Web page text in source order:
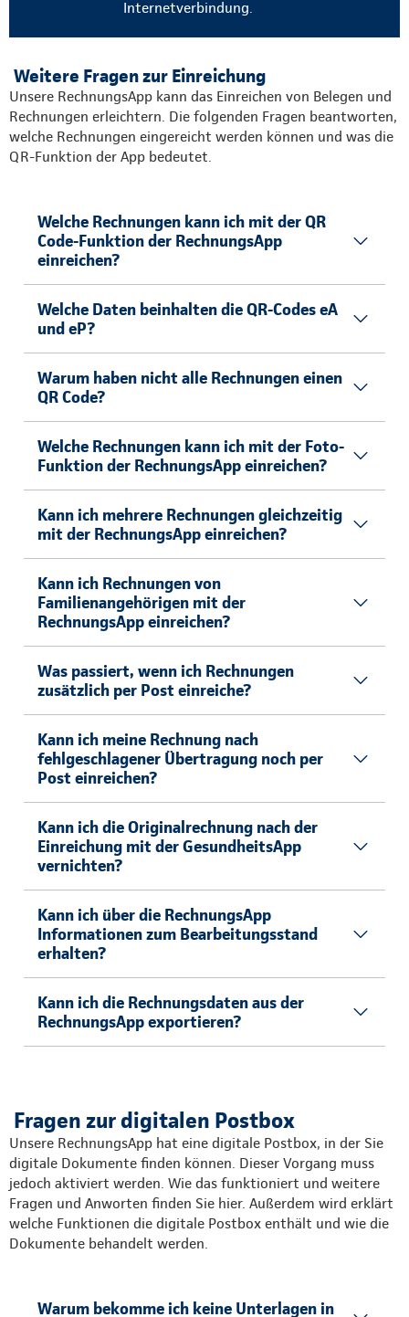
Internetverbindung.
Weitere Fragen zur Einreichung
Unsere RechnungsApp kann das Einreichen von Belegen und
Rechnungen erleichtern. Die folgenden Fragen beantworten,
welche Rechnungen eingereicht werden können und was die
QR-Funktion der App bedeutet.
Welche Rechnungen kann ich mit der QR
Code-Funktion der RechnungsApp
einreichen?
Welche Daten beinhalten die QR-Codes eA
und eP?
Warum haben nicht alle Rechnungen einen
QR Code?
Welche Rechnungen kann ich mit der Foto-
Funktion der RechnungsApp einreichen?
Kann ich mehrere Rechnungen gleichzeitig
mit der RechnungsApp einreichen?
Kann ich Rechnungen von
Familienangehörigen mit der
RechnungsApp einreichen?
Was passiert, wenn ich Rechnungen
zusätzlich per Post einreiche?
Kann ich meine Rechnung nach
fehlgeschlagener Übertragung noch per
Post einreichen?
Kann ich die Originalrechnung nach der
Einreichung mit der GesundheitsApp
vernichten?
Kann ich über die RechnungsApp
Informationen zum Bearbeitungsstand
erhalten?
Kann ich die Rechnungsdaten aus der
RechnungsApp exportieren?
Fragen zur digitalen Postbox
Unsere RechnungsApp hat eine digitale Postbox, in der Sie
digitale Dokumente finden können. Dieser Vorgang muss
jedoch aktiviert werden. Wie das funktioniert und weitere
Fragen und Anworten finden Sie hier. Außerdem wird erklärt
welche Funktionen die digitale Postbox enthält und wie die
Dokumente behandelt werden.
Warum bekomme ich keine Unterlagen in